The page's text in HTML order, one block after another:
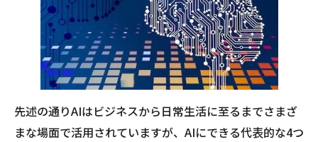
先述の通りAIはビジネスから日常生活に至るまでさまざ
まな場面で活用されていますが、AIにできる代表的な4つ